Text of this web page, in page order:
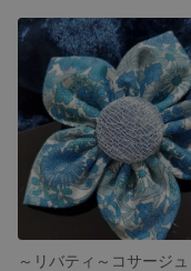
～リバティ～コサージュ